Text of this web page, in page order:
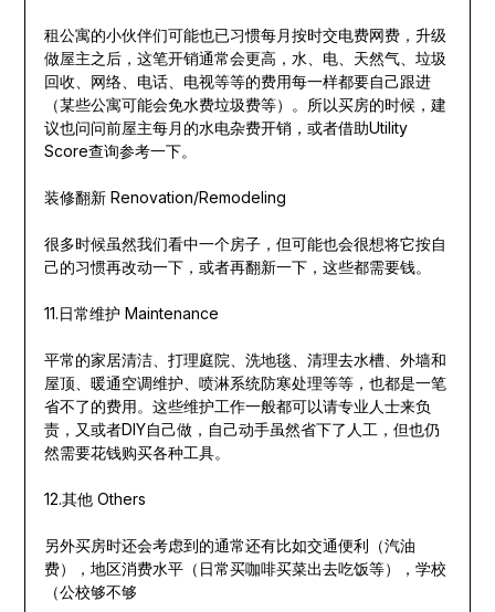
租公寓的小伙伴们可能也已习惯每月按时交电费网费，升级
做屋主之后，这笔开销通常会更高，水、电、天然气、垃圾
回收、网络、电话、电视等等的费用每一样都要自己跟进
（某些公寓可能会免水费垃圾费等）。所以买房的时候，建
议也问问前屋主每月的水电杂费开销，或者借助Utility
Score查询参考一下。
装修翻新 Renovation/Remodeling
很多时候虽然我们看中一个房子，但可能也会很想将它按自
己的习惯再改动一下，或者再翻新一下，这些都需要钱。
11.日常维护 Maintenance
平常的家居清洁、打理庭院、洗地毯、清理去水槽、外墙和
屋顶、暖通空调维护、喷淋系统防寒处理等等，也都是一笔
省不了的费用。这些维护工作一般都可以请专业人士来负
责，又或者DIY自己做，自己动手虽然省下了人工，但也仍
然需要花钱购买各种工具。
12.其他 Others
另外买房时还会考虑到的通常还有比如交通便利（汽油
费），地区消费水平（日常买咖啡买菜出去吃饭等），学校
（公校够不够